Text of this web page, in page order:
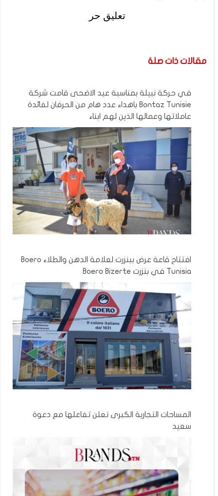
تعليق حر
مقالات ذات صلة
في حركة نبيلة بمناسبة عيد الاضحى قامت شركة
Bontaz Tunisie باهداء عدد هام من الحرفان لفائدة
عاملاتها وعمالها الذين لهم ابناء
افتتاح قاعة عرض ببنزرت لعلامة الدهن والطلاء Boero
Tunisia في بنزرت Boero Bizerte
المساحات التجارية الكبرى تعلن تفاعلها مع دعوة
سعيد